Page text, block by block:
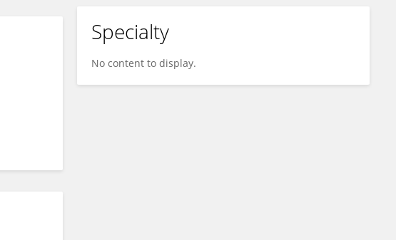
Specialty
No content to display.